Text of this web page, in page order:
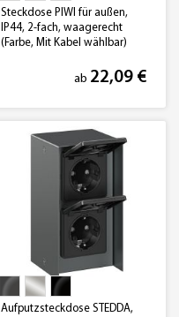
Steckdose PIWI für außen,
IP44, 2-fach, waagerecht
(Farbe, Mit Kabel wählbar)
ab 22,09 €
Aufputzsteckdose STEDDA,